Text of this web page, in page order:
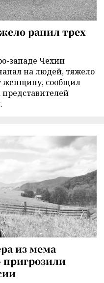
ранил трех
западе Чехии
на людей, тяжело
женщину, сообщил
из мема